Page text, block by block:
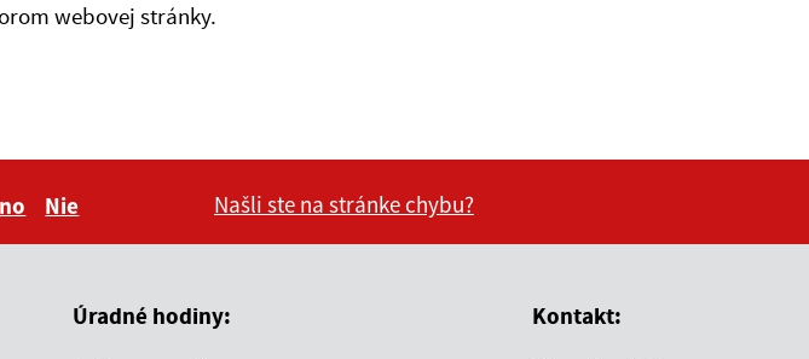
webovej stránky.
Nie
Našli ste na stránke chybu?
Úradné hodiny: Kontakt: